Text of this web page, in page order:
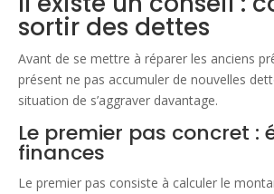
sortir des dettes
Avant de se mettre à réparer les anciens
présent ne pas accumuler de nouvelles
situation de s’aggraver davantage.
Le premier pas concret :
finances
Le premier pas consiste à calculer le